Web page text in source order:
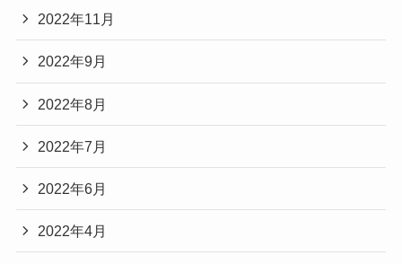
2022年11月
2022年9月
2022年8月
2022年7月
2022年6月
2022年4月